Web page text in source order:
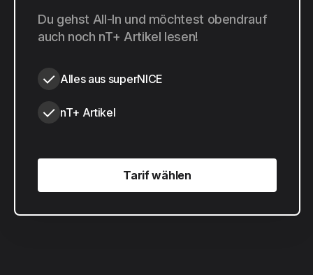
20 $ pro Jahr
Du gehst All-In und möchtest obendrauf
auch noch nT+ Artikel lesen!
Alles aus superNICE
nT+ Artikel
Tarif wählen
Tarif wählen